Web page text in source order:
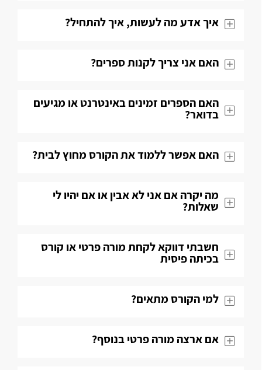
איך אדע מה לעשות, איך להתחיל?
האם אני צריך לקנות ספרים?
האם הספרים זמינים באינטרנט או מגיעים
בדואר?
האם אפשר ללמוד את הקורס מחוץ לבית?
מה יקרה אם אני לא אבין או אם יהיו לי
שאלות​?
חשבתי דווקא לקחת מורה פרטי או קורס
בכיתה פיסית​
למי הקורס מתאים?
אם ארצה מורה פרטי בנוסף?